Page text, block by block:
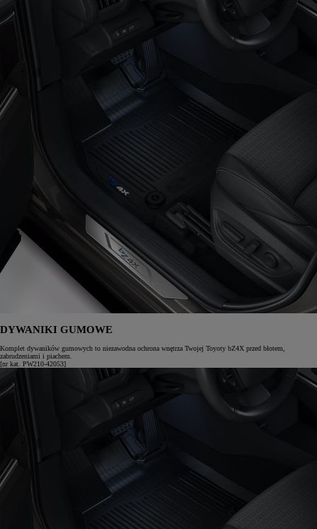
DYWANIKI GUMOWE
Komplet dywaników gumowych to niezawodna ochrona wnętrza Twojej Toyoty bZ4X przed błotem,
zabrudzeniami i piachem.
[nr kat. PW210-42053]